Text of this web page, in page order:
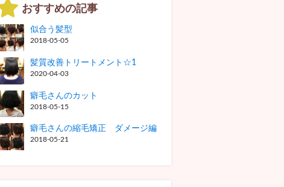
おすすめの記事
似合う髪型
2018-05-05
髪質改善トリートメント☆1
2020-04-03
癖毛さんのカット
2018-05-15
癖毛さんの縮毛矯正 ダメージ編
2018-05-21